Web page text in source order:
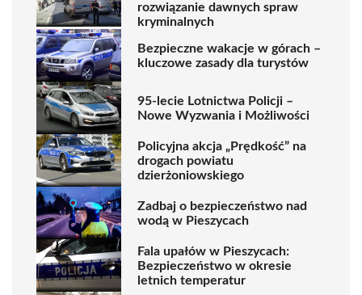
rozwiązanie dawnych spraw
kryminalnych
Bezpieczne wakacje w górach –
kluczowe zasady dla turystów
95-lecie Lotnictwa Policji –
Nowe Wyzwania i Możliwości
Policyjna akcja „Prędkość” na
drogach powiatu
dzierżoniowskiego
Zadbaj o bezpieczeństwo nad
wodą w Pieszycach
Fala upałów w Pieszycach:
Bezpieczeństwo w okresie
letnich temperatur